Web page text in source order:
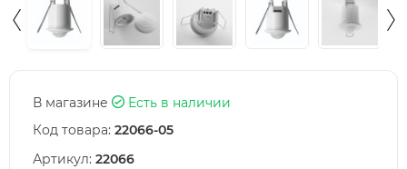
В магазине
Есть в наличии
Код товара: 22066-05
Артикул: 22066